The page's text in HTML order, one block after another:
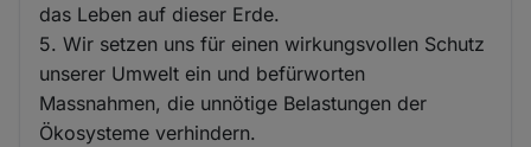
das Leben auf dieser Erde.
5. Wir setzen uns für einen wirkungsvollen Schutz
unserer Umwelt ein und befürworten
Massnahmen, die unnötige Belastungen der
Ökosysteme verhindern.